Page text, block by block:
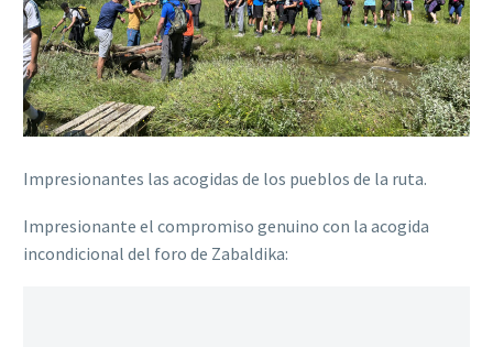
Impresionantes las acogidas de los pueblos de la ruta.
Impresionante el compromiso genuino con la acogida
incondicional del foro de Zabaldika: